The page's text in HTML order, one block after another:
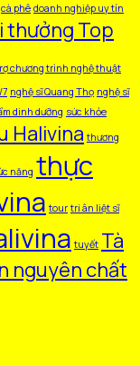
cà phê doanh nghiệp uy tín
thưởng Top
chương trình nghệ thuật
7 nghệ sĩ Quang Thọ nghệ sĩ
dinh dưỡng sức khỏe
Halivina thương
năng thực
tour tri ân liệt sĩ
tuyết Tà
nguyên chất